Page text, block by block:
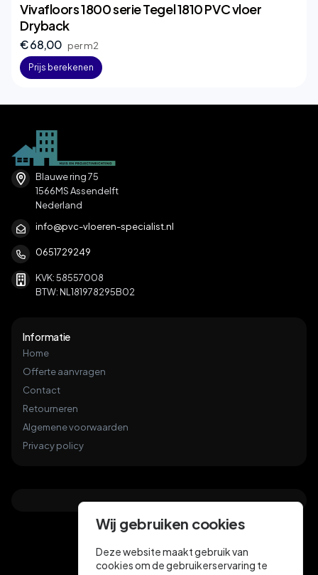
Vivafloors 1800 serie Tegel 1810 PVC vloer
Dryback
€ 68,00 per m2
Prijs berekenen
Blauwe ring 75
1566MS Assendelft
Nederland
info@pvc-vloeren-specialist.nl
0651729249
KVK: 58557008
BTW: NL181978295B02
Informatie
Home
Offerte aanvragen
Contact
Retourneren
Algemene voorwaarden
Privacy policy
Wij gebruiken cookies
Deze website maakt gebruik van
cookies om de gebruikerservaring te